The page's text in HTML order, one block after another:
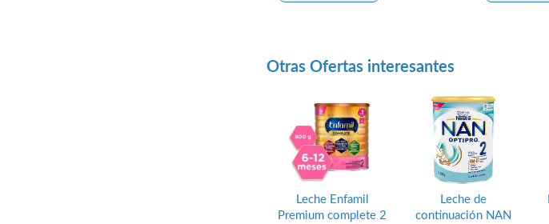
Otras Ofertas interesantes
Leche Enfamil
Premium complete 2
Leche de
continuación NAN